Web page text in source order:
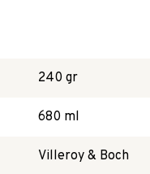
240 gr
680 ml
Villeroy & Boch